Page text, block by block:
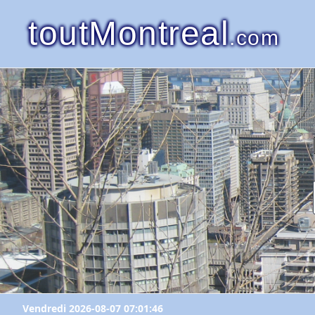
toutMontreal.com
Vendredi 2026-08-07 07:01:46